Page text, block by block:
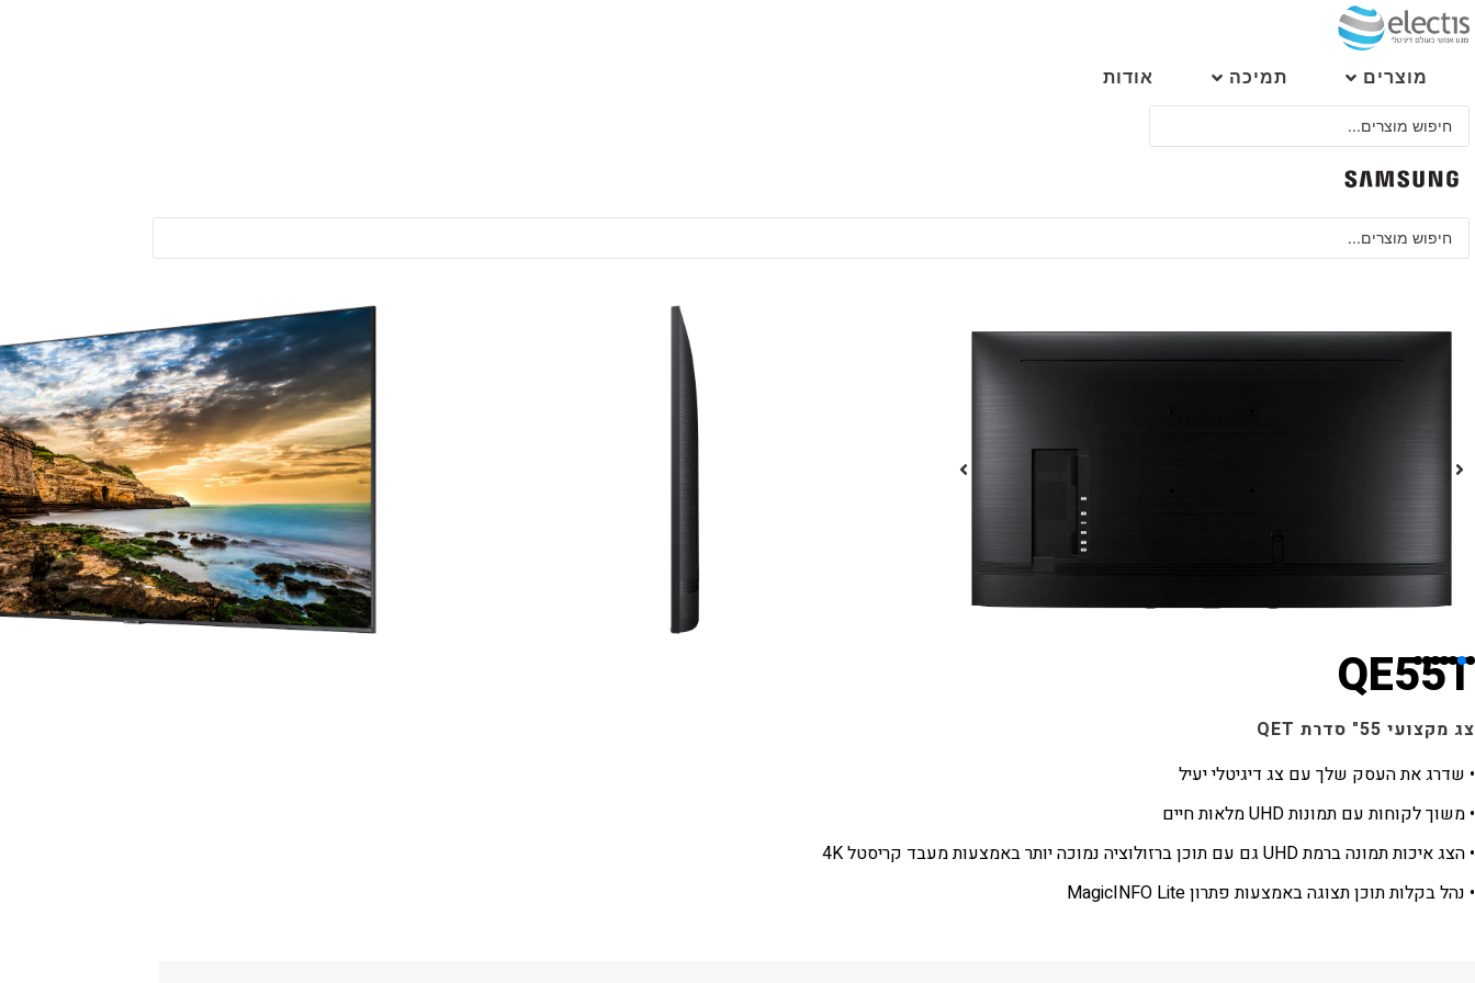
דלג
לתוכן
מוצרים תמיכה אודות
Search
Search
QE55T
צג מקצועי 55" סדרת QET
• שדרג את העסק שלך עם צג דיגיטלי יעיל
• משוך לקוחות עם תמונות UHD מלאות חיים
• הצג איכות תמונה ברמת UHD גם עם תוכן ברזולוציה נמוכה יותר באמצעות מעבד קריסטל 4K
• נהל בקלות תוכן תצוגה באמצעות פתרון MagicINFO Lite